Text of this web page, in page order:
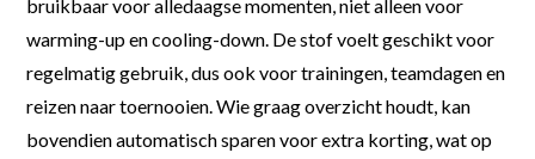
bruikbaar voor alledaagse momenten, niet alleen voor
warming-up en cooling-down. De stof voelt geschikt voor
regelmatig gebruik, dus ook voor trainingen, teamdagen en
reizen naar toernooien. Wie graag overzicht houdt, kan
bovendien automatisch sparen voor extra korting, wat op